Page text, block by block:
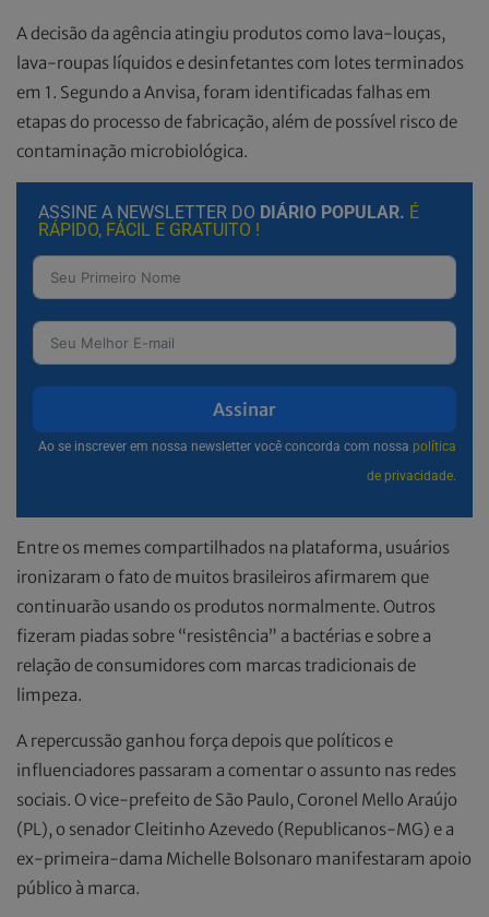
A decisão da agência atingiu produtos como lava-louças,
lava-roupas líquidos e desinfetantes com lotes terminados
em 1. Segundo a Anvisa, foram identificadas falhas em
etapas do processo de fabricação, além de possível risco de
contaminação microbiológica.
ASSINE A NEWSLETTER DO DIÁRIO POPULAR. É
RÁPIDO, FÁCIL E GRATUITO !
Assinar
Ao se inscrever em nossa newsletter você concorda com nossa política
de privacidade.
Entre os memes compartilhados na plataforma, usuários
ironizaram o fato de muitos brasileiros afirmarem que
continuarão usando os produtos normalmente. Outros
fizeram piadas sobre “resistência” a bactérias e sobre a
relação de consumidores com marcas tradicionais de
limpeza.
A repercussão ganhou força depois que políticos e
influenciadores passaram a comentar o assunto nas redes
sociais. O vice-prefeito de São Paulo, Coronel Mello Araújo
(PL), o senador Cleitinho Azevedo (Republicanos-MG) e a
ex-primeira-dama Michelle Bolsonaro manifestaram apoio
público à marca.